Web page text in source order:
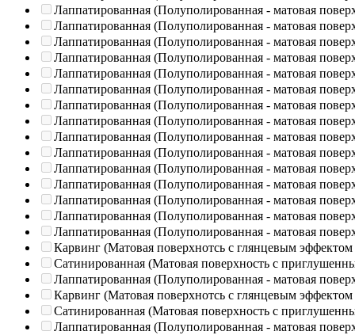
Лаппатированная (Полуполированная - матовая
Лаппатированная (Полуполированная - матовая
Лаппатированная (Полуполированная - матовая
Лаппатированная (Полуполированная - матовая
Лаппатированная (Полуполированная - матовая
Лаппатированная (Полуполированная - матовая
Лаппатированная (Полуполированная - матовая
Лаппатированная (Полуполированная - матовая
Лаппатированная (Полуполированная - матовая
Лаппатированная (Полуполированная - матовая
Лаппатированная (Полуполированная - матовая
Лаппатированная (Полуполированная - матовая
Лаппатированная (Полуполированная - матовая
Лаппатированная (Полуполированная - матовая
Лаппатированная (Полуполированная - матовая
Карвинг (Матовая поверхнотсь с глянцевым эффектом
Сатинированная (Матовая поверхность с
Лаппатированная (Полуполированная - матовая
Карвинг (Матовая поверхнотсь с глянцевым эффектом
Сатинированная (Матовая поверхность с
Лаппатированная (Полуполированная - матовая